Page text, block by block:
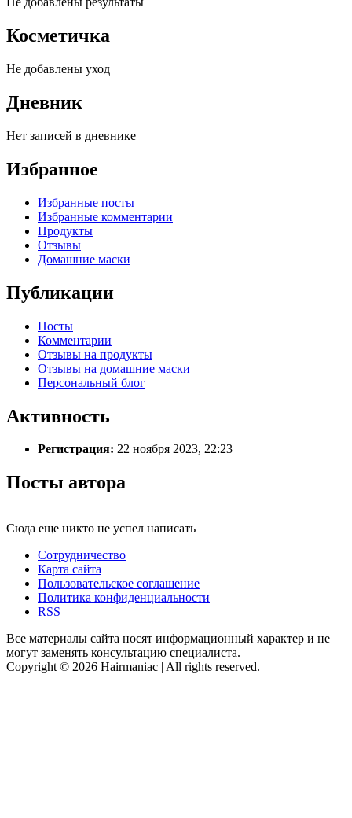
Косметичка
Не добавлены уход
Дневник
Нет записей в дневнике
Избранное
Избранные посты
Избранные комментарии
Продукты
Отзывы
Домашние маски
Публикации
Посты
Комментарии
Отзывы на продукты
Отзывы на домашние маски
Персональный блог
Активность
Регистрация: 22 ноября 2023, 22:23
Посты автора
Сюда еще никто не успел написать
Сотрудничество
Карта сайта
Пользовательское соглашение
Политика конфиденциальности
RSS
Все материалы сайта носят информационный характер и не
могут заменять консультацию специалиста.
Copyright © 2026 Hairmaniac | All rights reserved.